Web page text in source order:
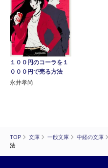
TOP 文庫 一般文庫 中経の文庫
法
１００円のコーラを１
０００円で売る方法
永井孝尚